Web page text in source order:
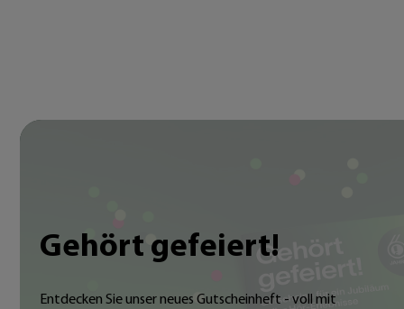
Gehört gefeiert!
Entdecken Sie unser neues Gutscheinheft - voll mit